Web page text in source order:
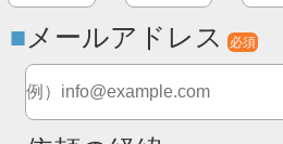
メールアドレス 必須